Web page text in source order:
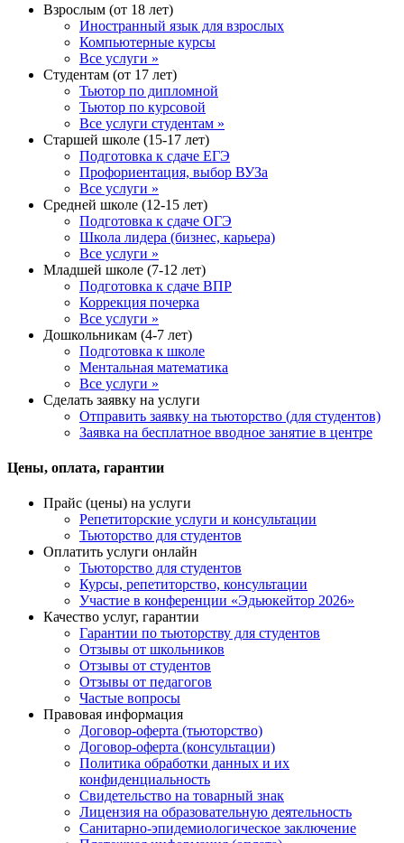
Взрослым (от 18 лет)
Иностранный язык для взрослых
Компьютерные курсы
Все услуги »
Студентам (от 17 лет)
Тьютор по дипломной
Тьютор по курсовой
Все услуги студентам »
Старшей школе (15-17 лет)
Подготовка к сдаче ЕГЭ
Профориентация, выбор ВУЗа
Все услуги »
Средней школе (12-15 лет)
Подготовка к сдаче ОГЭ
Школа лидера (бизнес, карьера)
Все услуги »
Младшей школе (7-12 лет)
Подготовка к сдаче ВПР
Коррекция почерка
Все услуги »
Дошкольникам (4-7 лет)
Подготовка к школе
Ментальная математика
Все услуги »
Сделать заявку на услуги
Отправить заявку на тьюторство (для студентов)
Заявка на бесплатное вводное занятие в центре
Цены, оплата, гарантии
Прайс (цены) на услуги
Репетиторские услуги и консультации
Тьюторство для студентов
Оплатить услуги онлайн
Тьюторство для студентов
Курсы, репетиторство, консультации
Участие в конференции «Эдьюкейтор 2026»
Качество услуг, гарантии
Гарантии по тьюторству для студентов
Отзывы от школьников
Отзывы от студентов
Отзывы от педагогов
Частые вопросы
Правовая информация
Договор-оферта (тьюторство)
Договор-оферта (консультации)
Политика обработки данных и их
конфиденциальность
Свидетельство на товарный знак
Лицензия на образовательную деятельность
Санитарно-эпидемиологическое заключение